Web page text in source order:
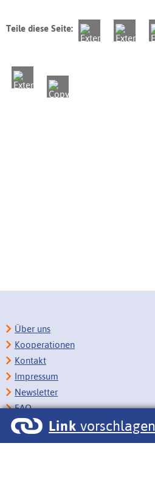
Teile diese Seite:
Link vorschlagen
Über uns
Kooperationen
Kontakt
Impressum
Newsletter
FAQ
Copyright